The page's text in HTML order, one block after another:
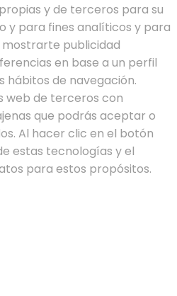
y de terceros para su
y para fines analíticos y para
mostrarte publicidad
en base a un perfil
hábitos de navegación.
web de terceros con
que podrás aceptar o
Al hacer clic en el botón
estas tecnologías y el
para estos propósitos.